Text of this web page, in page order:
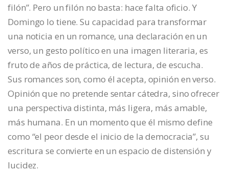
filón”. Pero un filón no basta: hace falta oficio. Y
Domingo lo tiene. Su capacidad para transformar
una noticia en un romance, una declaración en un
verso, un gesto político en una imagen literaria, es
fruto de años de práctica, de lectura, de escucha.
Sus romances son, como él acepta, opinión en verso.
Opinión que no pretende sentar cátedra, sino ofrecer
una perspectiva distinta, más ligera, más amable,
más humana. En un momento que él mismo define
como “el peor desde el inicio de la democracia”, su
escritura se convierte en un espacio de distensión y
lucidez.